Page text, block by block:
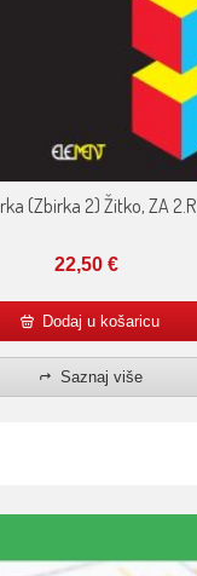
(Zbirka 2) Žitko, ZA 2.R.
22,50 €
Dodaj u košaricu
Saznaj više